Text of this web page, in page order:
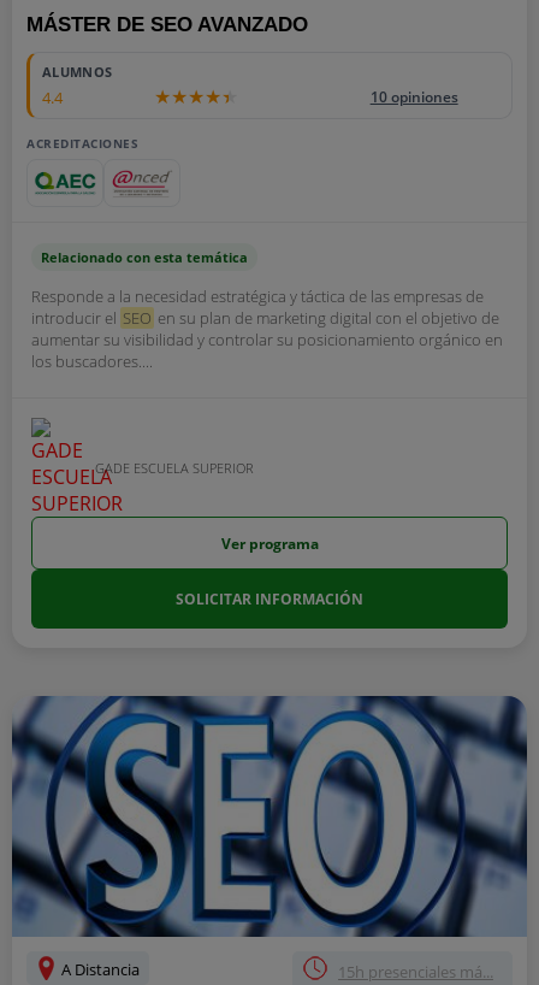
MÁSTER DE SEO AVANZADO
ALUMNOS
4.4 10 opiniones
ACREDITACIONES
Relacionado con esta temática
Responde a la necesidad estratégica y táctica de las empresas de
introducir el SEO en su plan de marketing digital con el objetivo de
aumentar su visibilidad y controlar su posicionamiento orgánico en
los buscadores....
GADE ESCUELA SUPERIOR
Ver programa
SOLICITAR INFORMACIÓN
A Distancia 15h presenciales má...